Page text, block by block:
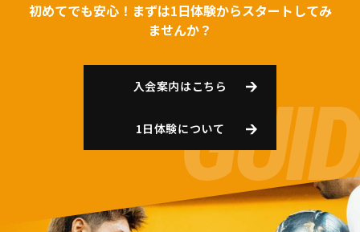
初めてでも安心！まずは1日体験からスタートしてみ
ませんか？
入会案内はこちら
1日体験について